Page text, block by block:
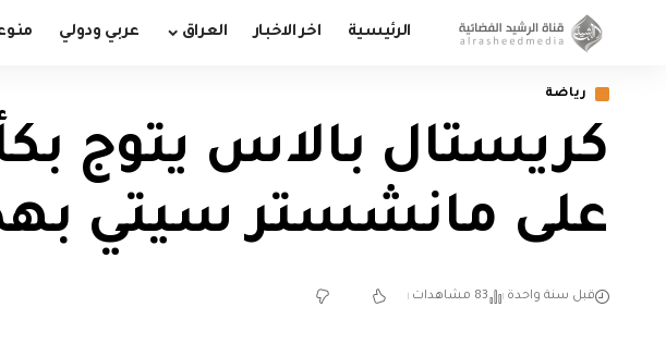
الرئيسية اخر الاخبار العراق عربي ودولي
رياضة
كريستال بالاس يتوج
على مانشستر سيتي
قبل سنة واحدة 83 مشاهدات